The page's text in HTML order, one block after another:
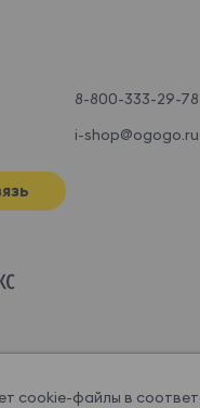
8-800-333-29-78
i-shop@ogogo.ru
cookie-файлы в